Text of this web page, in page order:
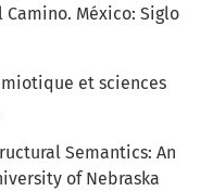
México: Siglo
et sciences
Semantics: An
of Nebraska